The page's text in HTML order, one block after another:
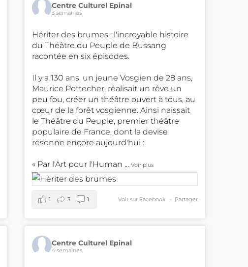
Centre Culturel Epinal
3 semaines
Hériter des brumes : l'incroyable histoire
du Théâtre du Peuple de Bussang
racontée en six épisodes.
Il y a 130 ans, un jeune Vosgien de 28 ans,
Maurice Pottecher, réalisait un rêve un
peu fou, créer un théâtre ouvert à tous, au
cœur de la forêt vosgienne. Ainsi naissait
le Théâtre du Peuple, premier théâtre
populaire de France, dont la devise
résonne encore aujourd'hui :
« Par l'Art pour l'Human ...Voir plus
Voir sur Facebook · Partager
1 3 1
Centre Culturel Epinal
4 semaines